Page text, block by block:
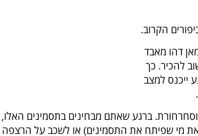
הקרוב.
דהו מאבד
להכיר. כך
ייכנס למצב
ברגע שאתם מבחינים בתסמינים האלו,
מי שפיתח את התסמינים) או לשכב על